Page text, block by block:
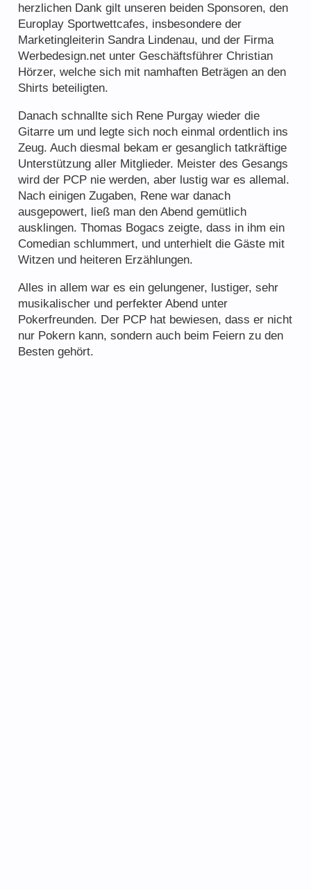
herzlichen Dank gilt unseren beiden Sponsoren, den
Europlay Sportwettcafes, insbesondere der
Marketingleiterin Sandra Lindenau, und der Firma
Werbedesign.net unter Geschäftsführer Christian
Hörzer, welche sich mit namhaften Beträgen an den
Shirts beteiligten.
Danach schnallte sich Rene Purgay wieder die
Gitarre um und legte sich noch einmal ordentlich ins
Zeug. Auch diesmal bekam er gesanglich tatkräftige
Unterstützung aller Mitglieder. Meister des Gesangs
wird der PCP nie werden, aber lustig war es allemal.
Nach einigen Zugaben, Rene war danach
ausgepowert, ließ man den Abend gemütlich
ausklingen. Thomas Bogacs zeigte, dass in ihm ein
Comedian schlummert, und unterhielt die Gäste mit
Witzen und heiteren Erzählungen.
Alles in allem war es ein gelungener, lustiger, sehr
musikalischer und perfekter Abend unter
Pokerfreunden. Der PCP hat bewiesen, dass er nicht
nur Pokern kann, sondern auch beim Feiern zu den
Besten gehört.